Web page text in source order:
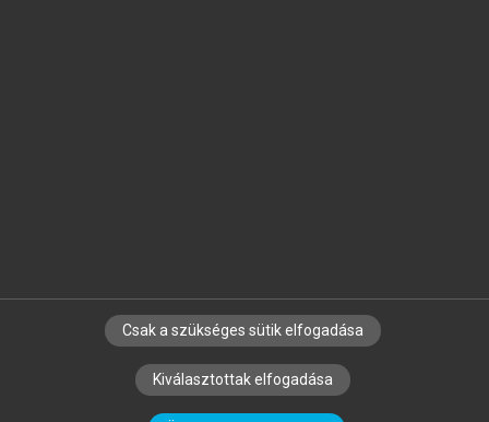
SZERZŐKNEK CÉGEKNEK KÖNYVTÁROSOKNAK
SZERKESZTÉSI ÉS LEKTORÁLÁSI ALAPELVEK
Csak a szükséges sütik elfogadása
Kiválasztottak elfogadása